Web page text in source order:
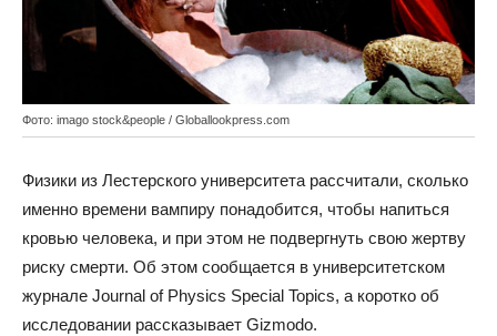
Фото: imago stock&people / Globallookpress.com
Физики из Лестерского университета рассчитали, сколько
именно времени вампиру понадобится, чтобы напиться
кровью человека, и при этом не подвергнуть свою жертву
риску смерти. Об этом сообщается в университетском
журнале Journal of Physics Special Topics, а коротко об
исследовании рассказывает Gizmodo.